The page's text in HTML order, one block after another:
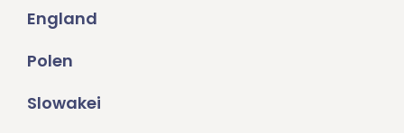
England
Polen
Slowakei